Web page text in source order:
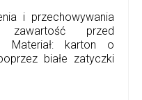
i przechowywania
zawartość przed
Materiał: karton o
białe zatyczki